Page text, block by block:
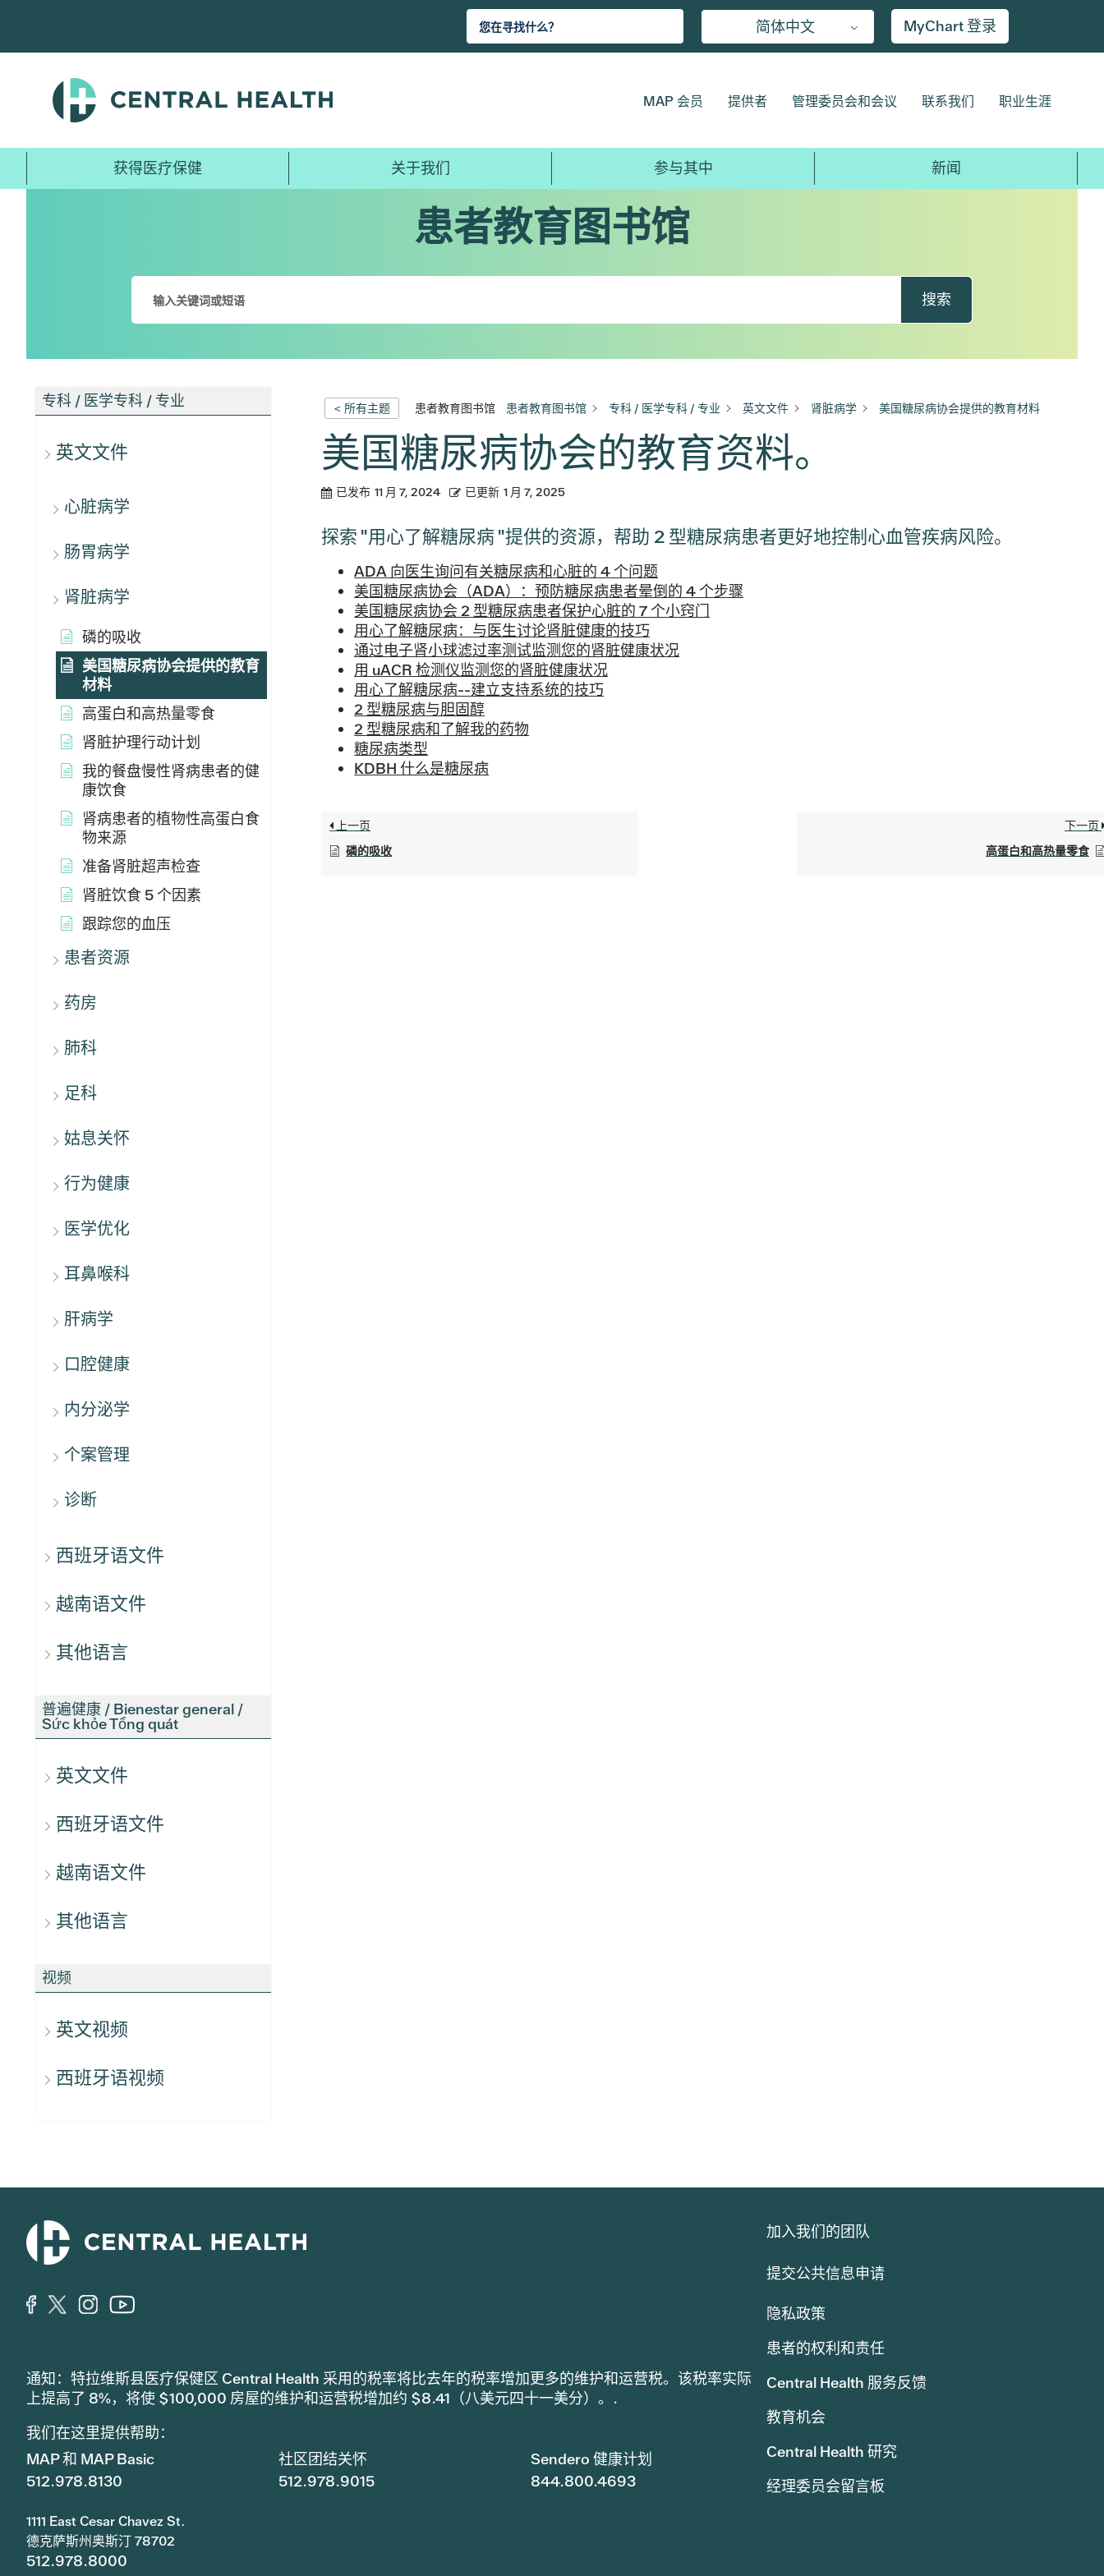
主
简体中文 MyChart 登录
MAP 会员 提供者 管理委员会和会议 联系我们 职业生涯
获得医疗保健 关于我们 参与其中 新闻
患者教育图书馆
搜索
专科 / 医学专科 / 专业
英文文件
心脏病学
肠胃病学
肾脏病学
磷的吸收
美国糖尿病协会提供的教育
材料
高蛋白和高热量零食
肾脏护理行动计划
我的餐盘慢性肾病患者的健
康饮食
肾病患者的植物性高蛋白食
物来源
准备肾脏超声检查
肾脏饮食 5 个因素
跟踪您的血压
患者资源
药房
肺科
足科
姑息关怀
行为健康
医学优化
耳鼻喉科
肝病学
口腔健康
内分泌学
个案管理
诊断
西班牙语文件
越南语文件
其他语言
普遍健康 / Bienestar general /
Sức khỏe Tổng quát
英文文件
西班牙语文件
越南语文件
其他语言
视频
英文视频
西班牙语视频
< 所有主题 患者教育图书馆 患者教育图书馆 专科 / 医学专科 / 专业 英文文件 肾脏病学 美国糖尿病协会提供的教育材料
美国糖尿病协会的教育资料。
已发布 11 月 7, 2024 已更新 1 月 7, 2025
探索 "用心了解糖尿病 "提供的资源，帮助 2 型糖尿病患者更好地控制心血管疾病风险。
ADA 向医生询问有关糖尿病和心脏的 4 个问题
美国糖尿病协会（ADA）：预防糖尿病患者晕倒的 4 个步骤
美国糖尿病协会 2 型糖尿病患者保护心脏的 7 个小窍门
用心了解糖尿病：与医生讨论肾脏健康的技巧
通过电子肾小球滤过率测试监测您的肾脏健康状况
用 uACR 检测仪监测您的肾脏健康状况
用心了解糖尿病--建立支持系统的技巧
2 型糖尿病与胆固醇
2 型糖尿病和了解我的药物
糖尿病类型
KDBH 什么是糖尿病
上一页
磷的吸收
下一页
高蛋白和高热量零食
通知：特拉维斯县医疗保健区 Central Health 采用的税率将比去年的税率增加更多的维护和运营税。该税率实际
上提高了 8%，将使 $100,000 房屋的维护和运营税增加约 $8.41（八美元四十一美分）。.
我们在这里提供帮助：
MAP 和 MAP Basic
512.978.8130
社区团结关怀
512.978.9015
Sendero 健康计划
844.800.4693
1111 East Cesar Chavez St.
德克萨斯州奥斯汀 78702
512.978.8000
加入我们的团队
提交公共信息申请
隐私政策
患者的权利和责任
Central Health 服务反馈
教育机会
Central Health 研究
经理委员会留言板